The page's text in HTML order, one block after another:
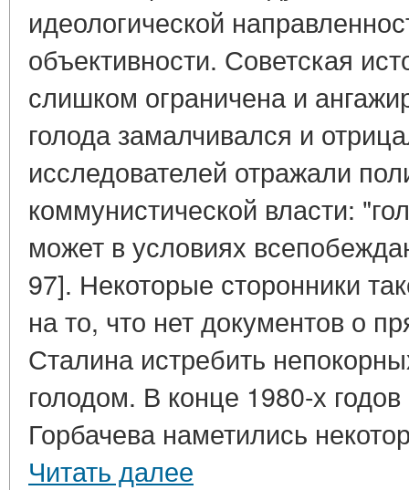
идеологической
объективности. Советская
слишком ограничена и
голода замалчивался и
исследователей отражали
коммунистической власти:
может в условиях
97]. Некоторые сторонники
на то, что нет документов о
Сталина истребить
голодом. В конце 1980-х
Горбачева наметились
Читать далее